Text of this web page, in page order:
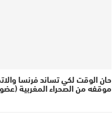
حان الوقت لكي تساند فرنسا
موقفه من الصحراء المغربية